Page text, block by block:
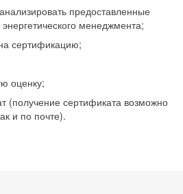
предоставленные
менеджмента;
сертификацию;
оценку;
(получение сертификата возможно
и по почте).